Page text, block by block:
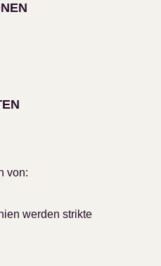
von:
werden strikte